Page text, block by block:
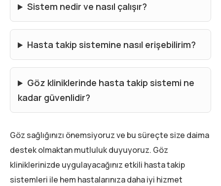
Sistem nedir ve nasıl çalışır?
Hasta takip sistemine nasıl erişebilirim?
Göz kliniklerinde hasta takip sistemi ne
kadar güvenlidir?
Göz sağlığınızı önemsiyoruz ve bu süreçte size daima
destek olmaktan mutluluk duyuyoruz. Göz
kliniklerinizde uygulayacağınız etkili hasta takip
sistemleri ile hem hastalarınıza daha iyi hizmet